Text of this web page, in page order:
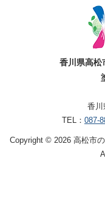
香川県高松
香川
TEL： 087-
Copyright © 2026 高松市